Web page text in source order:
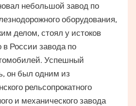
небольшой завод по
оборудования,
делом, стоял у истоков
в России завода по
Успешный
он был одним из
рельсопрокатного
и механического завода